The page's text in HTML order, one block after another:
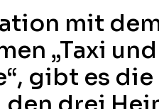
mit
„Taxi
gibt es